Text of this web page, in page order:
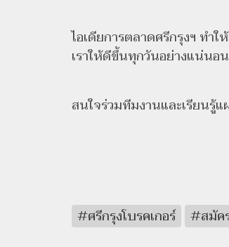
ไอเดียการตลาดศรีกรุงฯ ทำ
เราให้ดีขึ้นทุกวันอย่างแน่นอ
สนใจร่วมทีมงานและเรียนรู้
#ศรีกรุงโบรคเกอร์ #สมัค